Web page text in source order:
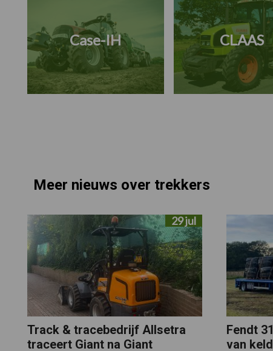
Case-IH CLAAS
Meer nieuws over trekkers
29 jul
Track & tracebedrijf Allsetra
traceert Giant na Giant
Fendt
van